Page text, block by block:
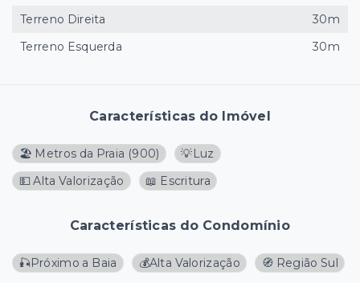
Características do Imóvel
🏖️ Metros da Praia (900)
💡Luz
💵 Alta Valorização
📖 Escritura
Características do Condomínio
🎣Próximo a Baia 💰Alta Valorização 🧭 Região Sul
Terreno Direita
30m
Terreno Esquerda
30m